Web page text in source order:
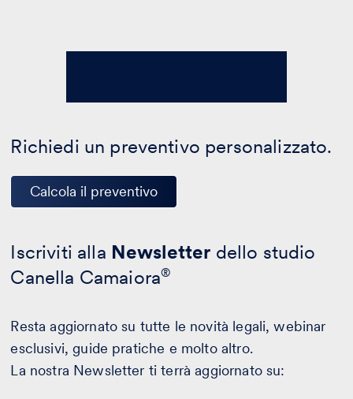
Richiedi un preventivo personalizzato.
Calcola il preventivo
Iscriviti alla Newsletter dello studio
Canella Camaiora®
Resta aggiornato su tutte le novità legali, webinar
esclusivi, guide pratiche e molto altro.
La nostra Newsletter ti terrà aggiornato su: